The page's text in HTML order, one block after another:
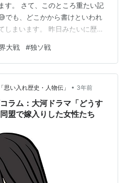
す。 さて、このところ重たい記
でも、どこかから書けといわれ
しまいます。 昨日みたいに歴史
本が第二次世界大戦に参戦した
を順番に見ていくと、なんか一
う気がするのです。 これについ
たり前ですけど、第二次大戦を
ません。良く知られてるよう
1日にポーラ…
大戦 #独ソ戦
い入れ歴史・人物伝」 • 3年前
ラム：大河ドラマ「どうす
盟で嫁入りした女性たち